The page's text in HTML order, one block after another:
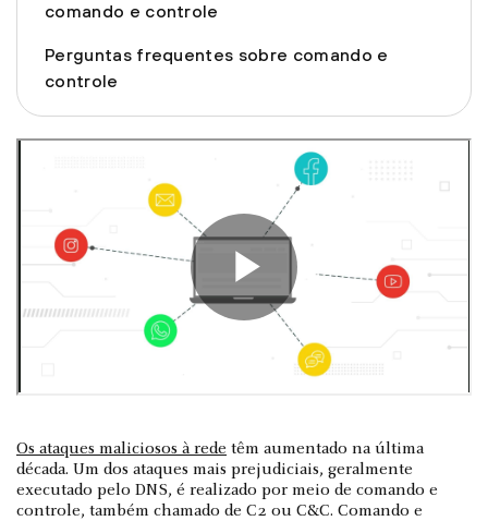
comando e controle
Perguntas frequentes sobre comando e
controle
Os ataques maliciosos à rede têm aumentado na última
década. Um dos ataques mais prejudiciais, geralmente
executado pelo DNS, é realizado por meio de comando e
controle, também chamado de C2 ou C&C. Comando e